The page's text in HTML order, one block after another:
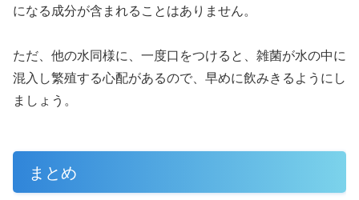
になる成分が含まれることはありません。
ただ、他の水同様に、一度口をつけると、雑菌が水の中に
混入し繁殖する心配があるので、早めに飲みきるようにし
ましょう。
まとめ